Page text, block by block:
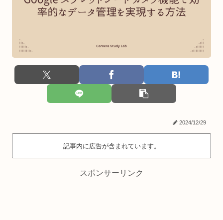
2024/12/29
記事内に広告が含まれています。
スポンサーリンク